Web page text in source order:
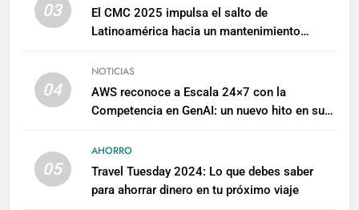
03
El CMC 2025 impulsa el salto de
Latinoamérica hacia un mantenimiento
04
NOTICIAS
AWS reconoce a Escala 24×7 con la
Competencia en GenAI: un nuevo hito en su
05
AHORRO
Travel Tuesday 2024: Lo que debes saber
para ahorrar dinero en tu próximo viaje